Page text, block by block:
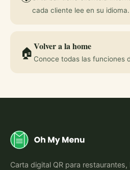
cada cliente lee en su idioma.
🏠Volver a la home
Conoce todas las funciones
Carta digital QR para restaurantes,